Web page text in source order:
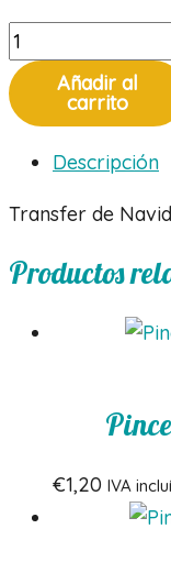
Transfer
de
Navidad
cantidad
Añadir al
carrito
Descripción
Transfer de
Productos
€1,20 IVA